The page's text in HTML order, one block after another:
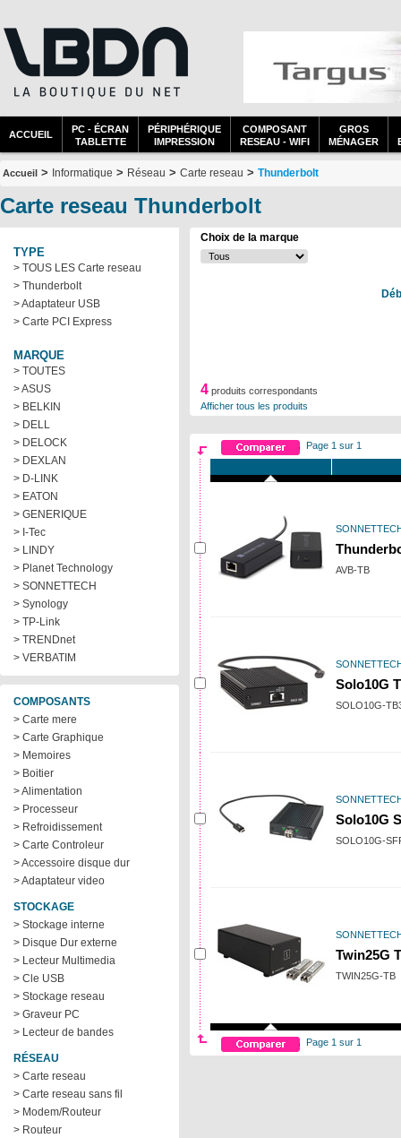
ACCUEIL
PC - ÉCRAN
TABLETTE
PÉRIPHÉRIQUE
IMPRESSION
COMPOSANT
RESEAU - WIFI
GROS
MÉNAGER
Accueil > Informatique > Réseau > Carte reseau > Thunderbolt
Carte reseau Thunderbolt
TYPE
> TOUS LES Carte reseau
> Thunderbolt
> Adaptateur USB
> Carte PCI Express
MARQUE
> TOUTES
> ASUS
> BELKIN
> DELL
> DELOCK
> DEXLAN
> D-LINK
> EATON
> GENERIQUE
> I-Tec
> LINDY
> Planet Technology
> SONNETTECH
> Synology
> TP-Link
> TRENDnet
> VERBATIM
COMPOSANTS
> Carte mere
> Carte Graphique
> Memoires
> Boitier
> Alimentation
> Processeur
> Refroidissement
> Carte Controleur
> Accessoire disque dur
> Adaptateur video
STOCKAGE
> Stockage interne
> Disque Dur externe
> Lecteur Multimedia
> Cle USB
> Stockage reseau
> Graveur PC
> Lecteur de bandes
RÉSEAU
> Carte reseau
> Carte reseau sans fil
> Modem/Routeur
> Routeur
Choix de la marque
4 produits correspondants
Afficher tous les produits
Page 1 sur 1
AVB-TB
Solo10G
SOLO10G-
Solo10G
SOLO10G-
Twin25G
TWIN25G-TB
Page 1 sur 1